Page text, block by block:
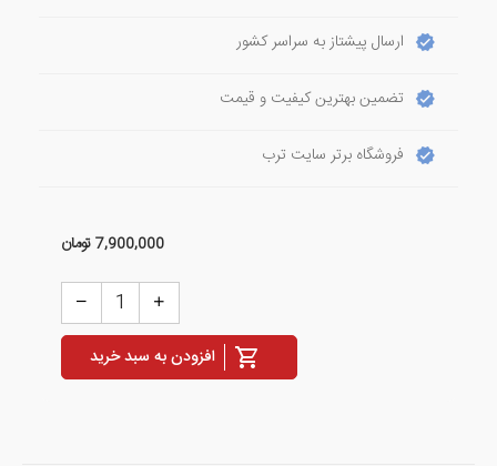
ارسال پیشتاز به سراسر کشور
تضمین بهترین کیفیت و قیمت
فروشگاه برتر سایت ترب
7,900,000تومان
افزودن به سبد خرید